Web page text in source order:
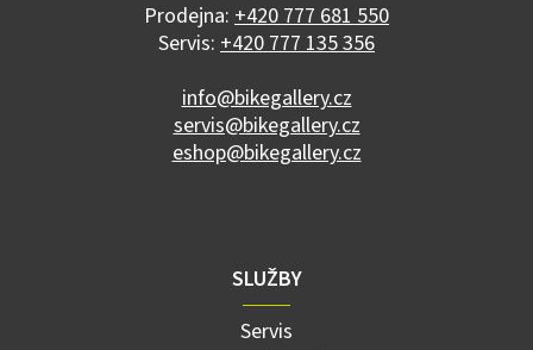
Prodejna: +420 777 681 550
Servis: +420 777 135 356
info@bikegallery.cz
servis@bikegallery.cz
eshop@bikegallery.cz
SLUŽBY
Servis